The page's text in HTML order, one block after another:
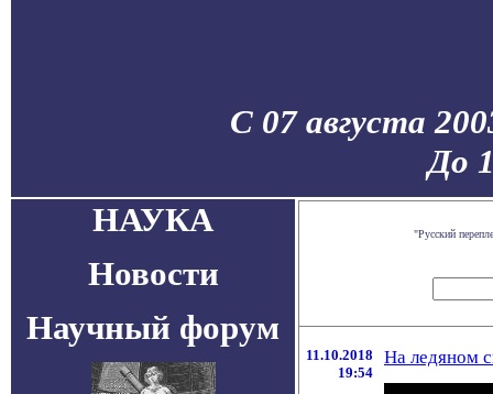
С 07 августа
До
НАУКА
Новости
Научный форум
"Русский
11.10.2018
19:54
На ледяном